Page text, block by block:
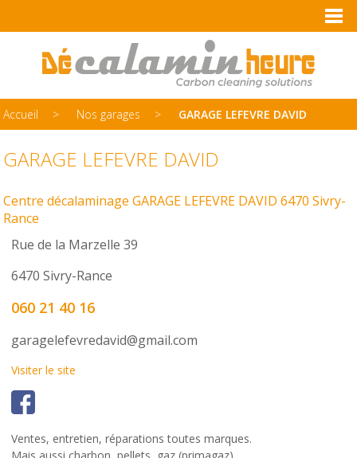
Accueil Nos garages GARAGE LEFEVRE DAVID
GARAGE LEFEVRE DAVID
Centre décalaminage GARAGE LEFEVRE DAVID 6470 Sivry-
Rance
Rue de la Marzelle 39
6470 Sivry-Rance
060 21 40 16
garagelefevredavid@gmail.com
Visiter le site
Ventes, entretien, réparations toutes marques.